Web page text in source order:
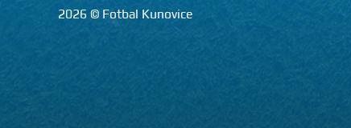
2026 © Fotbal Kunovice